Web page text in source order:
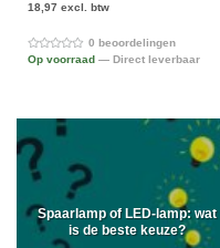
18,97 excl. btw
0 beoordelingen
Op voorraad — Direct leverbaar
Spaarlamp of LED-lamp: wat
is de beste keuze?